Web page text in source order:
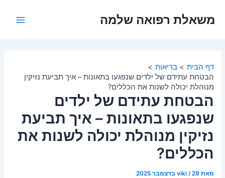
לתוכןמשאלת רפואה שלמה
דף הבית
בריאות
הבטחת עתידם של ילדים שנפגעו בתאונות – איך תביעת נזיקין
מנוהלת יכולה לשנות את הכללים?
הבטחת עתידם של ילדים
שנפגעו בתאונות – איך תביעת
נזיקין מנוהלת יכולה לשנות את
הכללים?
מאת viki /29 בדצמבר 2025